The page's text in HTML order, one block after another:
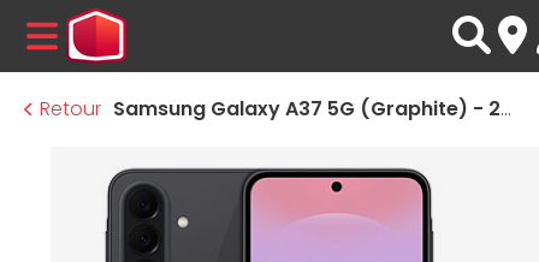
MENU
Retour
Samsung Galaxy A37 5G (Graphite) - 256 Go - 8 Go